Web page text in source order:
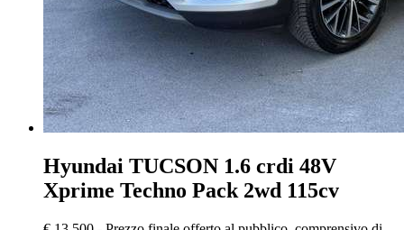
Hyundai TUCSON 1.6 crdi 48V
Xprime Techno Pack 2wd 115cv